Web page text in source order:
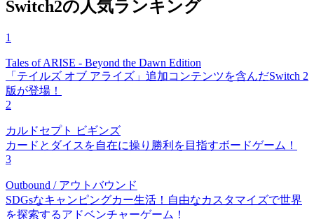
Switch2の人気ランキング
1
Tales of ARISE - Beyond the Dawn Edition
「テイルズ オブ アライズ」追加コンテンツを含んだSwitch 2
版が登場！
2
カルドセプト ビギンズ
カードとダイスを自在に操り勝利を目指すボードゲーム！
3
Outbound / アウトバウンド
SDGsなキャンピングカー生活！自由なカスタマイズで世界
を探索するアドベンチャーゲーム！